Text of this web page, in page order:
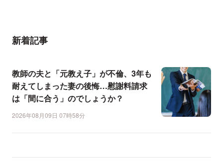
新着記事
教師の夫と「元教え子」が不倫、3年も
耐えてしまった妻の後悔…慰謝料請求
は「間に合う」のでしょうか？
2026年08月09日 07時58分